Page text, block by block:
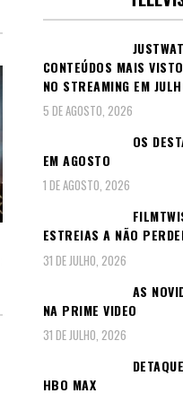
CONTEÚDOS MAIS
NO STREAMING EM
5 DE AGOSTO, 2026
OS
EM AGOSTO
1 DE AGOSTO, 2026
ESTREIAS A NÃO
31 DE JULHO, 2026
AS
NA PRIME VIDEO
31 DE JULHO, 2026
HBO MAX